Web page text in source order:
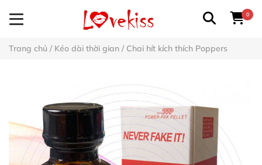
0
Trang chủ / Kéo dài thời gian / Chai hít kích thích Poppers